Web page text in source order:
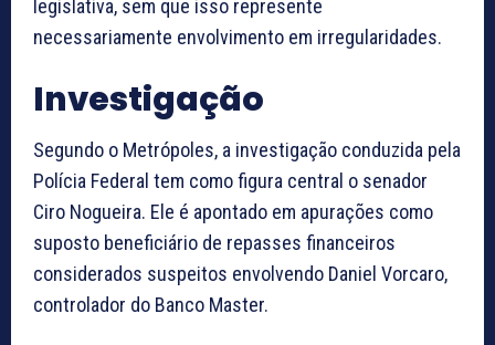
legislativa, sem que isso represente
necessariamente envolvimento em irregularidades.
Investigação
Segundo o Metrópoles, a investigação conduzida pela
Polícia Federal tem como figura central o senador
Ciro Nogueira. Ele é apontado em apurações como
suposto beneficiário de repasses financeiros
considerados suspeitos envolvendo Daniel Vorcaro,
controlador do Banco Master.